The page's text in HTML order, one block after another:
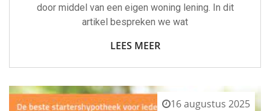
door middel van een eigen woning lening. In dit
artikel bespreken we wat
LEES MEER
16 augustus 2025